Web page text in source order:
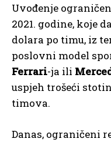
Uvođenje
2021. godine, koje
dolara po timu, iz
poslovni model
Ferrari-ja ili
uspjeh trošeći
timova.
Danas, ograničeni